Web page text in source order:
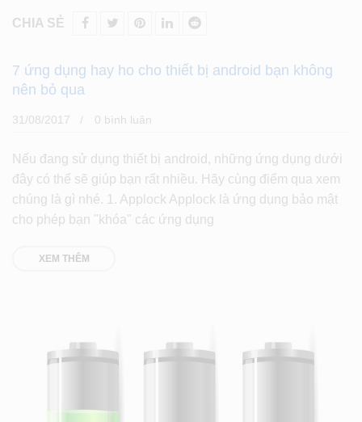
CHIA SẺ
7 ứng dụng hay ho cho thiết bị android bạn không
nên bỏ qua
31/08/2017 0 bình luân
Nếu đang sử dụng thiết bị android, những ứng dụng dưới
đây có thể sẽ giúp bạn rất nhiều. Hãy cùng điểm qua xem
chúng là gì nhé. 1. Applock Applock là ứng dụng bảo mật
cho phép bạn "khóa" các ứng dụng
XEM THÊM